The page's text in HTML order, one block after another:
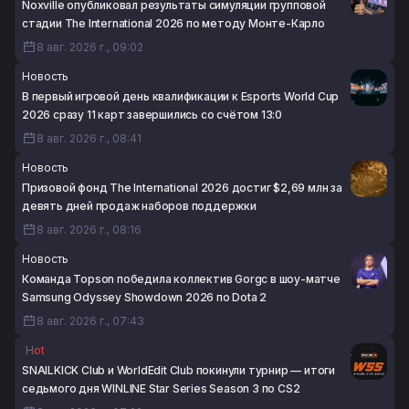
Cup 2026
7 авг. 2026 г., 19:39
Noxville опубликовал результаты симуляции групповой
стадии The International 2026 по методу Монте-Карло
8 авг. 2026 г., 09:02
Новость
В первый игровой день квалификации к Esports World Cup
2026 сразу 11 карт завершились со счётом 13:0
8 авг. 2026 г., 08:41
Новость
Призовой фонд The International 2026 достиг $2,69 млн за
девять дней продаж наборов поддержки
8 авг. 2026 г., 08:16
Новость
Команда Topson победила коллектив Gorgc в шоу-матче
Samsung Odyssey Showdown 2026 по Dota 2
8 авг. 2026 г., 07:43
Hot
SNAILKICK Club и WorldEdit Club покинули турнир — итоги
седьмого дня WINLINE Star Series Season 3 по CS2